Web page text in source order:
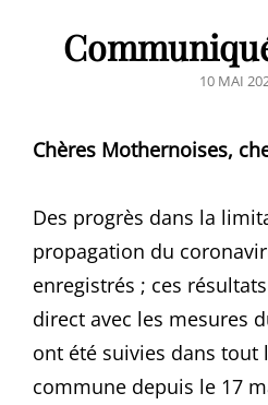
POSTED
10 MAI
Chères Mothernoises,
Des progrès dans la
propagation du
enregistrés ; ces
direct avec les mesures
ont été suivies dans tout
commune depuis le 17